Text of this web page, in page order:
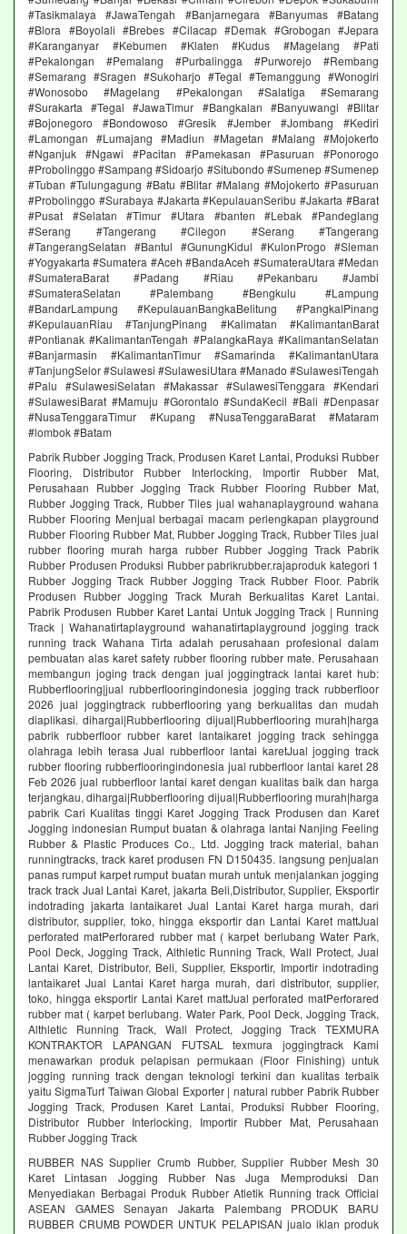
#Tasikmalaya #JawaTengah #Banjarnegara #Banyumas #Batang
#Blora #Boyolali #Brebes #Cilacap #Demak #Grobogan #Jepara
#Karanganyar #Kebumen #Klaten #Kudus #Magelang #Pati
#Pekalongan #Pemalang #Purbalingga #Purworejo #Rembang
#Semarang #Sragen #Sukoharjo #Tegal #Temanggung #Wonogiri
#Wonosobo #Magelang #Pekalongan #Salatiga #Semarang
#Surakarta #Tegal #JawaTimur #Bangkalan #Banyuwangi #Blitar
#Bojonegoro #Bondowoso #Gresik #Jember #Jombang #Kediri
#Lamongan #Lumajang #Madiun #Magetan #Malang #Mojokerto
#Nganjuk #Ngawi #Pacitan #Pamekasan #Pasuruan #Ponorogo
#Probolinggo #Sampang #Sidoarjo #Situbondo #Sumenep #Sumenep
#Tuban #Tulungagung #Batu #Blitar #Malang #Mojokerto #Pasuruan
#Probolinggo #Surabaya #Jakarta #KepulauanSeribu #Jakarta #Barat
#Pusat #Selatan #Timur #Utara #banten #Lebak #Pandeglang
#Serang #Tangerang #Cilegon #Serang #Tangerang
#TangerangSelatan #Bantul #GunungKidul #KulonProgo #Sleman
#Yogyakarta #Sumatera #Aceh #BandaAceh #SumateraUtara #Medan
#SumateraBarat #Padang #Riau #Pekanbaru #Jambi
#SumateraSelatan #Palembang #Bengkulu #Lampung
#BandarLampung #KepulauanBangkaBelitung #PangkalPinang
#KepulauanRiau #TanjungPinang #Kalimatan #KalimantanBarat
#Pontianak #KalimantanTengah #PalangkaRaya #KalimantanSelatan
#Banjarmasin #KalimantanTimur #Samarinda #KalimantanUtara
#TanjungSelor #Sulawesi #SulawesiUtara #Manado #SulawesiTengah
#Palu #SulawesiSelatan #Makassar #SulawesiTenggara #Kendari
#SulawesiBarat #Mamuju #Gorontalo #SundaKecil #Bali #Denpasar
#NusaTenggaraTimur #Kupang #NusaTenggaraBarat #Mataram
#lombok #Batam
Pabrik Rubber Jogging Track, Produsen Karet Lantai, Produksi Rubber
Flooring, Distributor Rubber Interlocking, Importir Rubber Mat,
Perusahaan Rubber Jogging Track Rubber Flooring Rubber Mat,
Rubber Jogging Track, Rubber Tiles jual wahanaplayground wahana
Rubber Flooring Menjual berbagai macam perlengkapan playground
Rubber Flooring Rubber Mat, Rubber Jogging Track, Rubber Tiles jual
rubber flooring murah harga rubber Rubber Jogging Track Pabrik
Rubber Produsen Produksi Rubber pabrikrubber.rajaproduk kategori 1
Rubber Jogging Track Rubber Jogging Track Rubber Floor. Pabrik
Produsen Rubber Jogging Track Murah Berkualitas Karet Lantai.
Pabrik Produsen Rubber Karet Lantai Untuk Jogging Track | Running
Track | Wahanatirtaplayground wahanatirtaplayground jogging track
running track Wahana Tirta adalah perusahaan profesional dalam
pembuatan alas karet safety rubber flooring rubber mate. Perusahaan
membangun joging track dengan jual joggingtrack lantai karet hub:
Rubberflooring|jual rubberflooringindonesia jogging track rubberfloor
2026 jual joggingtrack rubberflooring yang berkualitas dan mudah
diaplikasi. dihargai|Rubberflooring dijual|Rubberflooring murah|harga
pabrik rubberfloor rubber karet lantaikaret jogging track sehingga
olahraga lebih terasa Jual rubberfloor lantai karetJual jogging track
rubber flooring rubberflooringindonesia jual rubberfloor lantai karet 28
Feb 2026 jual rubberfloor lantai karet dengan kualitas baik dan harga
terjangkau, dihargai|Rubberflooring dijual|Rubberflooring murah|harga
pabrik Cari Kualitas tinggi Karet Jogging Track Produsen dan Karet
Jogging indonesian Rumput buatan & olahraga lantai Nanjing Feeling
Rubber & Plastic Produces Co., Ltd. Jogging track material, bahan
runningtracks, track karet produsen FN D150435. langsung penjualan
panas rumput karpet rumput buatan murah untuk menjalankan jogging
track track Jual Lantai Karet, jakarta Beli,Distributor, Supplier, Eksportir
indotrading jakarta lantaikaret Jual Lantai Karet harga murah, dari
distributor, supplier, toko, hingga eksportir dan Lantai Karet mattJual
perforated matPerforared rubber mat ( karpet berlubang Water Park,
Pool Deck, Jogging Track, Althletic Running Track, Wall Protect, Jual
Lantai Karet, Distributor, Beli, Supplier, Eksportir, Importir indotrading
lantaikaret Jual Lantai Karet harga murah, dari distributor, supplier,
toko, hingga eksportir Lantai Karet mattJual perforated matPerforared
rubber mat ( karpet berlubang. Water Park, Pool Deck, Jogging Track,
Althletic Running Track, Wall Protect, Jogging Track TEXMURA
KONTRAKTOR LAPANGAN FUTSAL texmura joggingtrack Kami
menawarkan produk pelapisan permukaan (Floor Finishing) untuk
jogging running track dengan teknologi terkini dan kualitas terbaik
yaitu SigmaTurf Taiwan Global Exporter | natural rubber Pabrik Rubber
Jogging Track, Produsen Karet Lantai, Produksi Rubber Flooring,
Distributor Rubber Interlocking, Importir Rubber Mat, Perusahaan
Rubber Jogging Track
RUBBER NAS Supplier Crumb Rubber, Supplier Rubber Mesh 30
Karet Lintasan Jogging Rubber Nas Juga Memproduksi Dan
Menyediakan Berbagai Produk Rubber Atletik Running track Official
ASEAN GAMES Senayan Jakarta Palembang PRODUK BARU
RUBBER CRUMB POWDER UNTUK PELAPISAN jualo iklan produk